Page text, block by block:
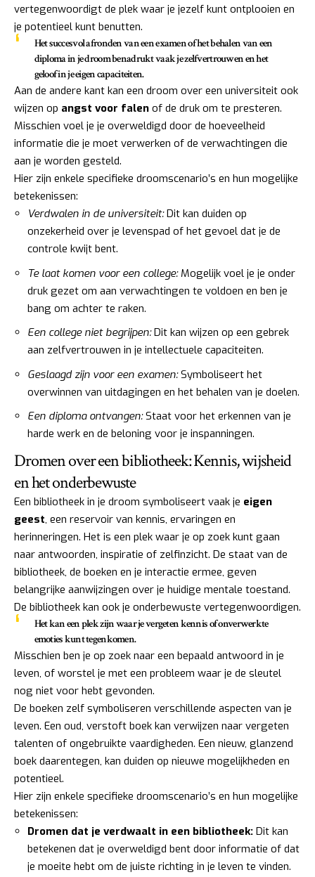
vertegenwoordigt de plek waar je jezelf kunt ontplooien en
je potentieel kunt benutten.
Het succesvol afronden van een examen of het behalen van een
diploma in je droom benadrukt vaak je zelfvertrouwen en het
geloof in je eigen capaciteiten.
Aan de andere kant kan een droom over een universiteit ook
wijzen op angst voor falen of de druk om te presteren.
Misschien voel je je overweldigd door de hoeveelheid
informatie die je moet verwerken of de verwachtingen die
aan je worden gesteld.
Hier zijn enkele specifieke droomscenario’s en hun mogelijke
betekenissen:
Verdwalen in de universiteit:Dit kan duiden op
onzekerheid over je levenspad of het gevoel dat je de
controle kwijt bent.
Te laat komen voor een college:Mogelijk voel je je onder
druk gezet om aan verwachtingen te voldoen en ben je
bang om achter te raken.
Een college niet begrijpen:Dit kan wijzen op een gebrek
aan zelfvertrouwen in je intellectuele capaciteiten.
Geslaagd zijn voor een examen:Symboliseert het
overwinnen van uitdagingen en het behalen van je doelen.
Een diploma ontvangen:Staat voor het erkennen van je
harde werk en de beloning voor je inspanningen.
Dromen over een bibliotheek: Kennis, wijsheid
en het onderbewuste
Een bibliotheek in je droom symboliseert vaak je eigen
geest, een reservoir van kennis, ervaringen en
herinneringen. Het is een plek waar je op zoek kunt gaan
naar antwoorden, inspiratie of zelfinzicht. De staat van de
bibliotheek, de boeken en je interactie ermee, geven
belangrijke aanwijzingen over je huidige mentale toestand.
De bibliotheek kan ook je onderbewuste vertegenwoordigen.
Het kan een plek zijn waar je vergeten kennis of onverwerkte
emoties kunt tegenkomen.
Misschien ben je op zoek naar een bepaald antwoord in je
leven, of worstel je met een probleem waar je de sleutel
nog niet voor hebt gevonden.
De boeken zelf symboliseren verschillende aspecten van je
leven. Een oud, verstoft boek kan verwijzen naar vergeten
talenten of ongebruikte vaardigheden. Een nieuw, glanzend
boek daarentegen, kan duiden op nieuwe mogelijkheden en
potentieel.
Hier zijn enkele specifieke droomscenario’s en hun mogelijke
betekenissen:
Dromen dat je verdwaalt in een bibliotheek: Dit kan
betekenen dat je overweldigd bent door informatie of dat
je moeite hebt om de juiste richting in je leven te vinden.